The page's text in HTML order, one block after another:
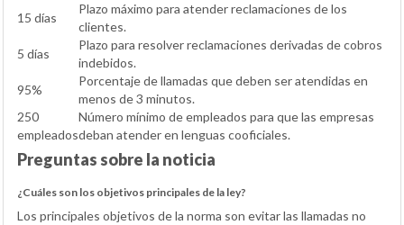
15 días
Plazo máximo para atender reclamaciones de los
clientes.
5 días
Plazo para resolver reclamaciones derivadas de cobros
indebidos.
95%
Porcentaje de llamadas que deben ser atendidas en
menos de 3 minutos.
250
empleados
Número mínimo de empleados para que las empresas
deban atender en lenguas cooficiales.
Preguntas sobre la noticia
¿Cuáles son los objetivos principales de la ley?
Los principales objetivos de la norma son evitar las llamadas no